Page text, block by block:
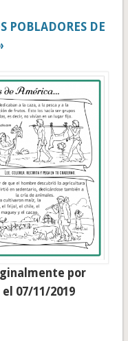
POBLADORES DE
por
07/11/2019